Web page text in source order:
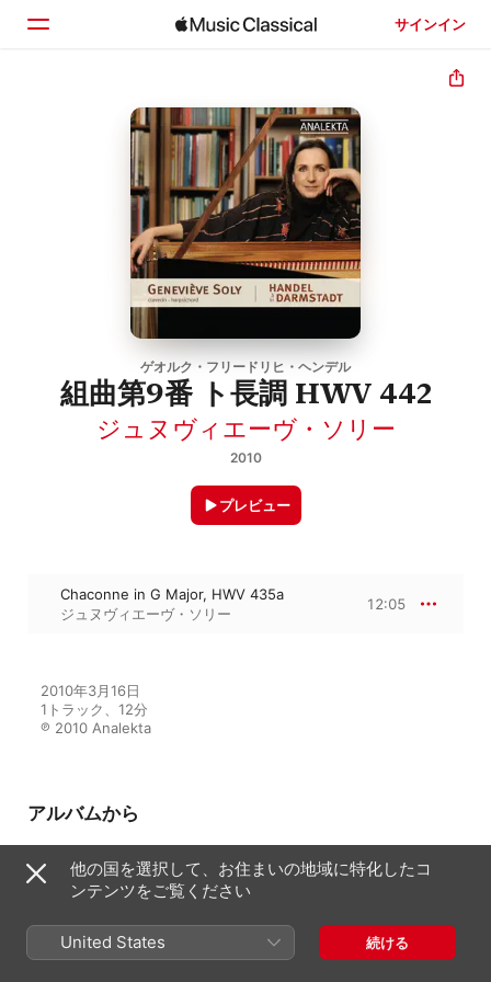
サインイン
見つける
ゲオルク・フリードリヒ・ヘンデル
組曲第9番 ト長調 HWV 442
ジュヌヴィエーヴ・ソリー
2010
プレビュー
Chaconne in G Major, HWV 435a
ジュヌヴィエーヴ・ソリー
12:05
2010年3月16日
1トラック、12分
℗ 2010 Analekta
アルバムから
Handel in Darmstadt
ジュヌヴィエーヴ・ソリー
他の国を選択して、お住まいの地域に特化したコ
ンテンツをご覧ください
United States 続ける